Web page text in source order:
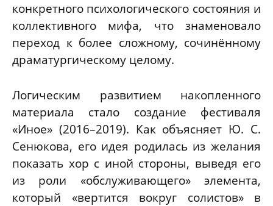
конкретного психологического состояния и
коллективного мифа, что знаменовало
переход к более сложному, сочинённому
драматургическому целому.
Логическим развитием накопленного
материала стало создание фестиваля
«Иное» (2016–2019). Как объясняет Ю. С.
Сенюкова, его идея родилась из желания
показать хор с иной стороны, выведя его
из роли «обслуживающего» элемента,
который «вертится вокруг солистов» в